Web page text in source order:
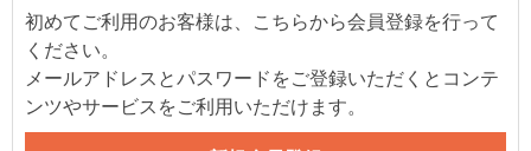
初めてご利用のお客様は、こちらから会員登録を行って
ください。
メールアドレスとパスワードをご登録いただくとコンテ
ンツやサービスをご利用いただけます。